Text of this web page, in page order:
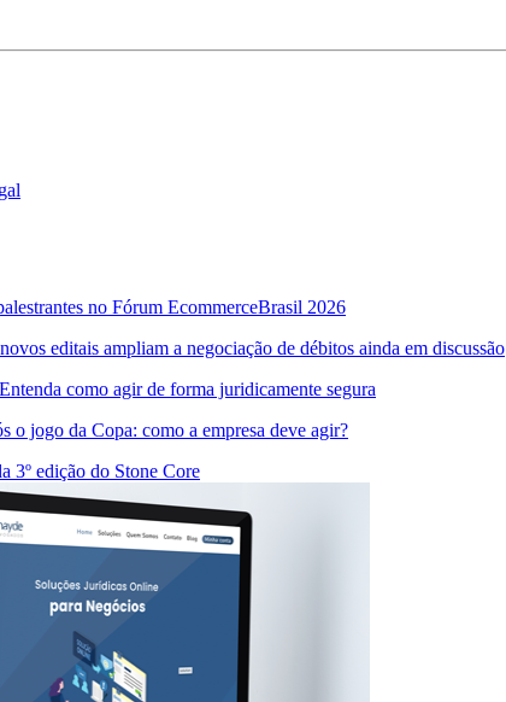
no Fórum EcommerceBrasil 2026
editais ampliam a negociação de débitos ainda em discussão
como agir de forma juridicamente segura
o jogo da Copa: como a empresa deve agir?
3º edição do Stone Core